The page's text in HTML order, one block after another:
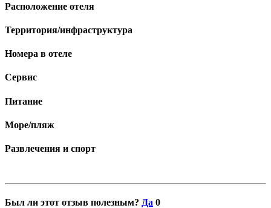
Расположение отеля
Территория/инфраструктура
Номера в отеле
Сервис
Питание
Море/пляж
Развлечения и спорт
Был ли этот отзыв полезным? Да 0